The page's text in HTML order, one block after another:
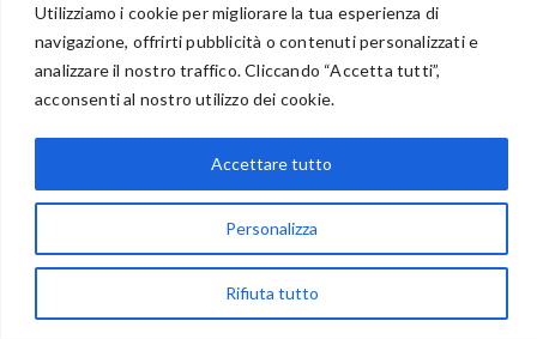
Utilizziamo i cookie per migliorare la tua esperienza di
navigazione, offrirti pubblicità o contenuti personalizzati e
analizzare il nostro traffico. Cliccando “Accetta tutti”,
acconsenti al nostro utilizzo dei cookie.
Personalizza
Rifiuta tutto
Accettare tutto
BENVENUTI NEL PORTALE RIVENDITORI
via Acqua delle Noci 12
83024 Monteforte Irpino (AV)
(+39) 081-7777233
info@ideepercreare.it